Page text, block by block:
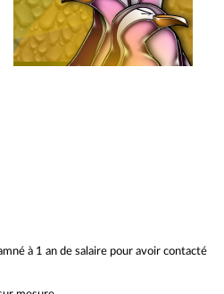
à 1 an de salaire pour avoir contacté